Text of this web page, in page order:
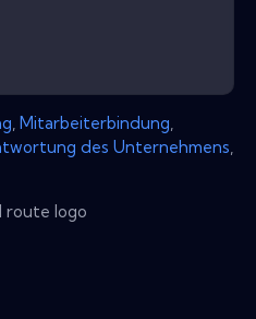
Mitarbeiterbindung
des Unternehmens